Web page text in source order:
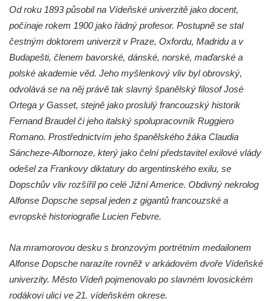
na kašně na Benešově náměstí v Teplicích
Pamětní deska prvního předvedení
televizního obrazu na Městském úřadu v
Tanvaldu
Pamětní deska Josefa Schindlera na
základní škole v Desné
Pamětní desky významných rodáků na zdi
kostela svatého Bartoloměje ve Velkém
Šenově
Pamětní deska Johanna Wolfganga Goetha
na Komorní Hůrce
Pamětní deska průkopníků dělnického hnutí
na Dělnickém domě v Cítolibech
Od roku 1893 působil na Vídeňské univerzitě jako docent,
počínaje rokem 1900 jako řádný profesor. Postupně se stal
čestným doktorem univerzit v Praze, Oxfordu, Madridu a v
Budapešti, členem bavorské, dánské, norské, maďarské a
polské akademie věd. Jeho myšlenkový vliv byl obrovský,
odvolává se na něj právě tak slavný španělský filosof José
Ortega y Gasset, stejně jako proslulý francouzský historik
Fernand Braudel či jeho italský spolupracovník Ruggiero
Romano. Prostřednictvím jeho španělského žáka Claudia
Sáncheze-Albornoze, který jako čelní představitel exilové vlády
odešel za Frankovy diktatury do argentinského exilu, se
Dopschův vliv rozšířil po celé Jižní Americe. Obdivný nekrolog
Alfonse Dopsche sepsal jeden z gigantů francouzské a
evropské historiografie Lucien Febvre.
Na mramorovou desku s bronzovým portrétním medailonem
Alfonse Dopsche narazíte rovněž v arkádovém dvoře Vídeňské
univerzity. Město Vídeň pojmenovalo po slavném lovosickém
rodákovi ulici ve 21. vídeňském okrese.